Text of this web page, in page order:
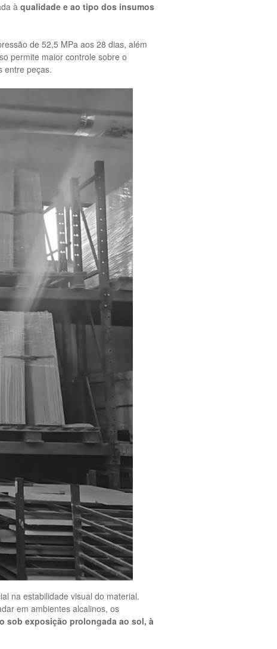
à qualidade e ao tipo dos insumos
de 52,5 MPa aos 28 dias, além
permite maior controle sobre o
entre peças.
na estabilidade visual do material.
em ambientes alcalinos, os
sob exposição prolongada ao sol, à